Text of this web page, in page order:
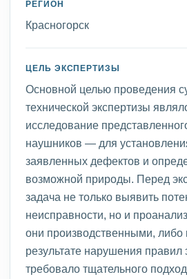
РЕГИОН
Красногорск
ЦЕЛЬ ЭКСПЕРТИЗЫ
Основной целью проведения
технической экспертизы
исследование
наушников — для
заявленных дефектов и
возможной природы. Перед
задача не только выявить
неисправности, но и
они производственными, либо
результате нарушения правил
требовало тщательного